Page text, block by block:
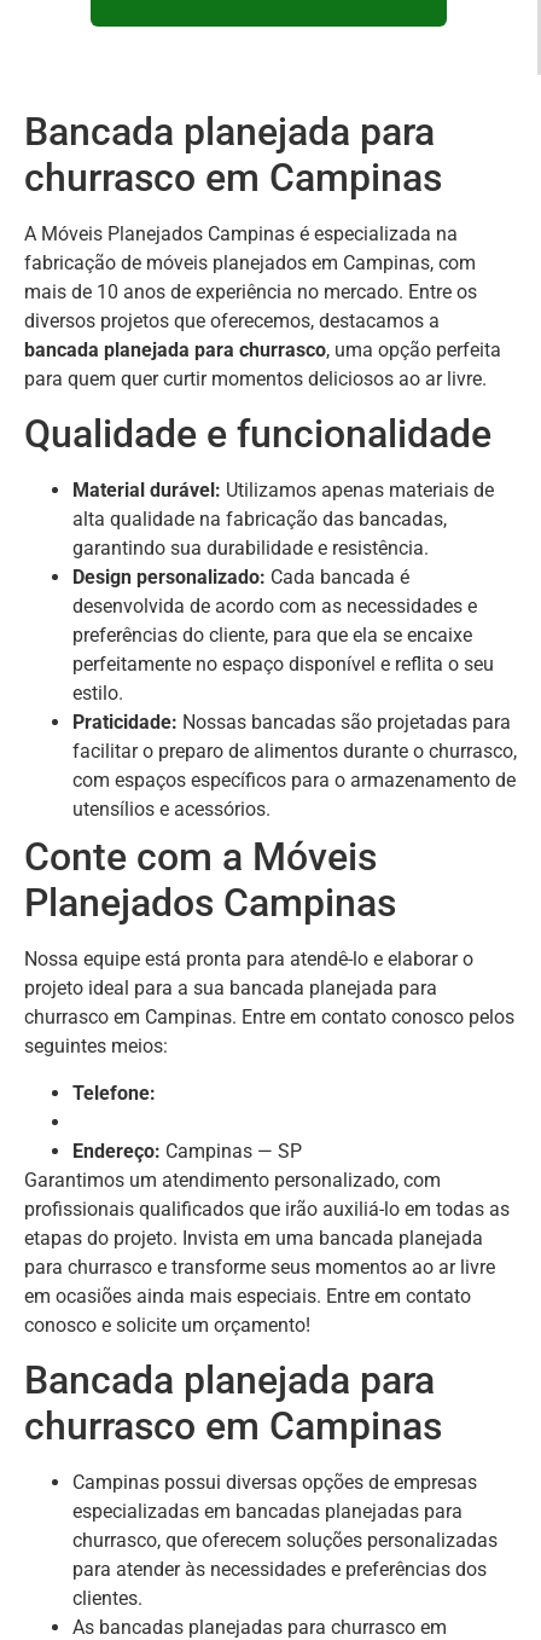
Bancada planejada para
churrasco em Campinas
A Móveis Planejados Campinas é especializada na
fabricação de móveis planejados em Campinas, com
mais de 10 anos de experiência no mercado. Entre os
diversos projetos que oferecemos, destacamos a
bancada planejada para churrasco, uma opção perfeita
para quem quer curtir momentos deliciosos ao ar livre.
Qualidade e funcionalidade
Material durável: Utilizamos apenas materiais de
alta qualidade na fabricação das bancadas,
garantindo sua durabilidade e resistência.
Design personalizado: Cada bancada é
desenvolvida de acordo com as necessidades e
preferências do cliente, para que ela se encaixe
perfeitamente no espaço disponível e reflita o seu
estilo.
Praticidade: Nossas bancadas são projetadas para
facilitar o preparo de alimentos durante o churrasco,
com espaços específicos para o armazenamento de
utensílios e acessórios.
Conte com a Móveis
Planejados Campinas
Nossa equipe está pronta para atendê-lo e elaborar o
projeto ideal para a sua bancada planejada para
churrasco em Campinas. Entre em contato conosco pelos
seguintes meios:
Telefone:
Endereço: Campinas — SP
Garantimos um atendimento personalizado, com
profissionais qualificados que irão auxiliá-lo em todas as
etapas do projeto. Invista em uma bancada planejada
para churrasco e transforme seus momentos ao ar livre
em ocasiões ainda mais especiais. Entre em contato
conosco e solicite um orçamento!
Bancada planejada para
churrasco em Campinas
Campinas possui diversas opções de empresas
especializadas em bancadas planejadas para
churrasco, que oferecem soluções personalizadas
para atender às necessidades e preferências dos
clientes.
As bancadas planejadas para churrasco em